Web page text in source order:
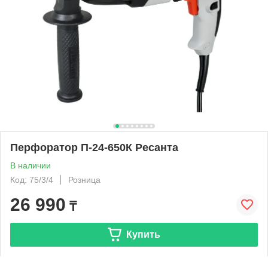
Перфоратор П-24-650К Ресанта
В наличии
Код: 75/3/4
Розница
26 990 ₸
Купить